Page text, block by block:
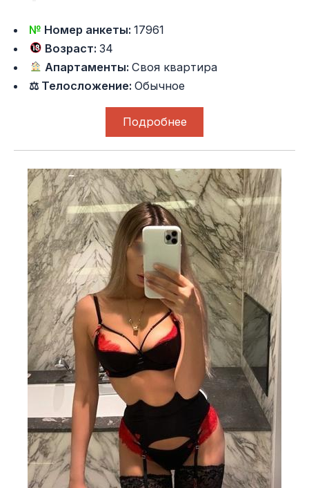
№ Номер анкеты:17961
Возраст:34
Апартаменты:Своя квартира
⚖ Телосложение:Обычное
Подробнее